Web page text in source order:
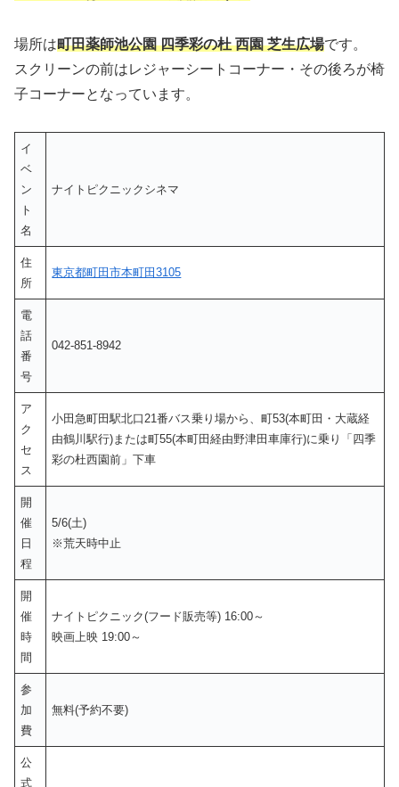
場所は町田薬師池公園 四季彩の杜 西園 芝生広場です。
スクリーンの前はレジャーシートコーナー・その後ろが椅
子コーナーとなっています。
イ
ベ
ン
ト
名
ナイトピクニックシネマ
住
所
東京都町田市本町田3105
電
話
番
号
042-851-8942
ア
ク
セ
ス
小田急町田駅北口21番バス乗り場から、町53(本町田・大蔵経
由鶴川駅行)または町55(本町田経由野津田車庫行)に乗り「四季
彩の杜西園前」下車
開
催
日
程
5/6(土)
※荒天時中止
開
催
時
間
ナイトピクニック(フード販売等) 16:00～
映画上映 19:00～
参
加
費
無料(予約不要)
公
式